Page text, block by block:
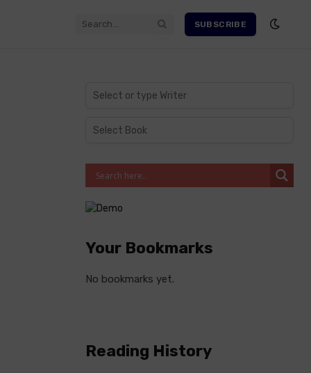
SUBSCRIBE
Your Bookmarks
No bookmarks yet.
Reading History